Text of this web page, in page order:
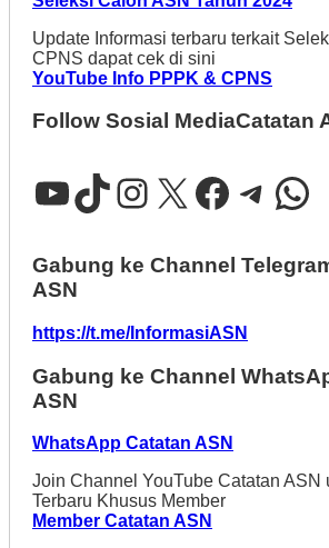
Update Informasi terbaru terkait
CPNS dapat cek di sini
YouTube Info PPPK & CPNS
Follow Sosial MediaCatatan
YouTube
TikTok
Instagram
X
Gabung ke Channel
ASN
https://t.me/InformasiASN
Gabung ke Channel
ASN
WhatsApp Catatan ASN
Join Channel YouTube Catatan ASN
Terbaru Khusus Member
Member Catatan ASN